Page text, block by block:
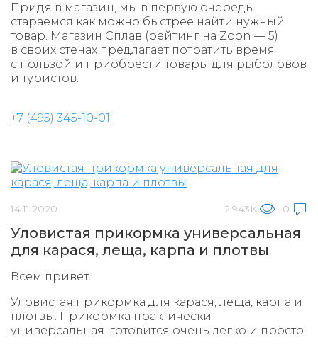
Придя в магазин, мы в первую очередь
стараемся как можно быстрее найти нужный
товар. Магазин Сплав (рейтинг на Zoon — 5)
в своих стенах предлагает потратить время
с пользой и приобрести товары для рыболовов
и туристов.
+7 (495) 345-10-01
14.11.2020 2.943K 0
Уловистая прикормка универсальная
для карася, леща, карпа и плотвы
Всем привет.
Уловистая прикормка для карася, леща, карпа и
плотвы. Прикормка практически
универсальная. готовится очень легко и просто.